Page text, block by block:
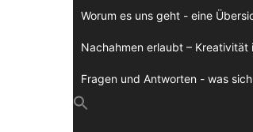
Worum es uns geht - eine
Nachahmen erlaubt –
Fragen und Antworten - was